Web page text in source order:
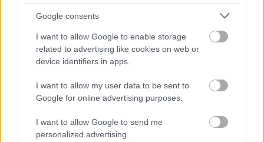
Google consents
I want to allow Google to enable storage
related to advertising like cookies on web or
device identifiers in apps.
I want to allow my user data to be sent to
Google for online advertising purposes.
I want to allow Google to send me
personalized advertising.
Jó étvágyat!
Ezt a karfiolsalátát még most ősszel is élvezni fogod!
Próbáld ki!
https://masteszta.blog.hu/2020/08/12/